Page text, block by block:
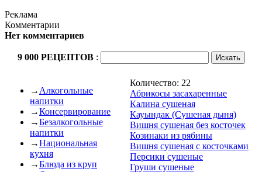
Реклама
Комментарии
Нет комментариев
9 000 РЕЦЕПТОВ :
→ Алкогольные
напитки
→Консервирование
→Безалкогольные
напитки
→Национальная
кухня
→Блюда из круп
Количество: 22
Абрикосы засахаренные
Калина сушеная
Кауындак (Сушеная дыня)
Вишня сушеная без косточек
Козинаки из рябины
Вишня сушеная с косточками
Персики сушеные
Груши сушеные